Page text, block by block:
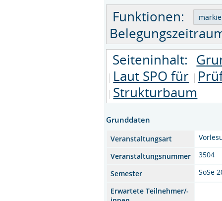
Funktionen:
Seiteninhalt:
Laut SPO für
Strukturbaum
Grunddaten
Veranstaltungsart
Veranstaltungsnummer
3504
Semester
SoSe
Erwartete Teilnehmer/-